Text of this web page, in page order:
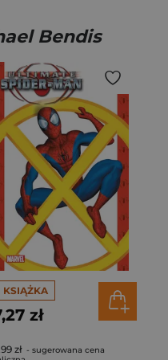
Bendis
KSIĄŻKA
zł
zł - sugerowana cena